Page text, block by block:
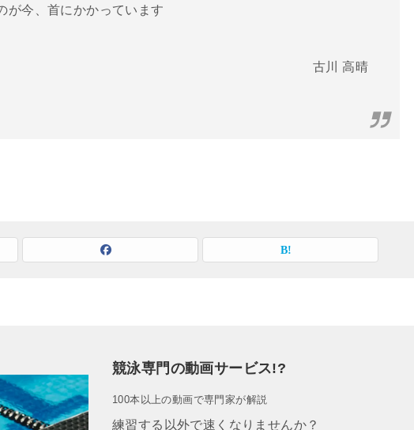
が今、首にかかっています
古川 高晴
競泳専門の動画サービス!?
100本以上の動画で専門家が解説
練習する以外で速くなりませんか？